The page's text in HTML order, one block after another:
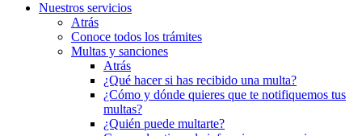
Nuestros servicios
Atrás
Conoce todos los trámites
Multas y sanciones
Atrás
¿Qué hacer si has recibido una multa?
¿Cómo y dónde quieres que te notifiquemos tus
multas?
¿Quién puede multarte?